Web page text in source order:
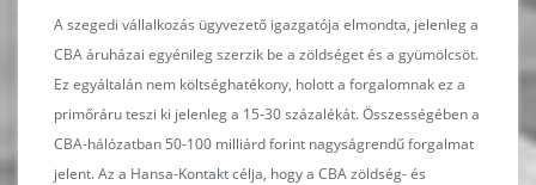
A szegedi vállalkozás ügyvezető igazgatója elmondta, jelenleg a
CBA áruházai egyénileg szerzik be a zöldséget és a gyümölcsöt.
Ez egyáltalán nem költséghatékony, holott a forgalomnak ez a
primőráru teszi ki jelenleg a 15-30 százalékát. Összességében a
CBA-hálózatban 50-100 milliárd forint nagyságrendű forgalmat
jelent. Az a Hansa-Kontakt célja, hogy a CBA zöldség- és